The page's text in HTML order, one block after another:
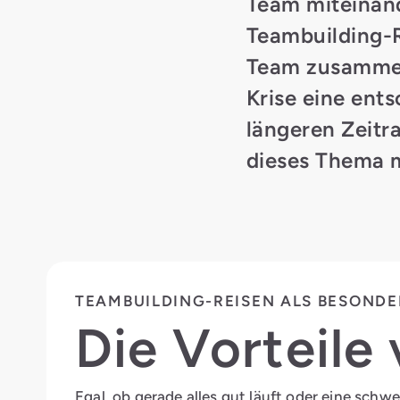
Teambuilding-
Team
Krise eine
längeren
dieses Thema
TEAMBUILDING-REISEN ALS
Die Vorteile
Egal, ob gerade alles gut läuft oder eine